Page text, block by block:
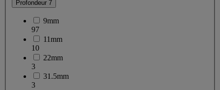
Profondeur 7
9mm
97
11mm
10
22mm
3
31.5mm
3